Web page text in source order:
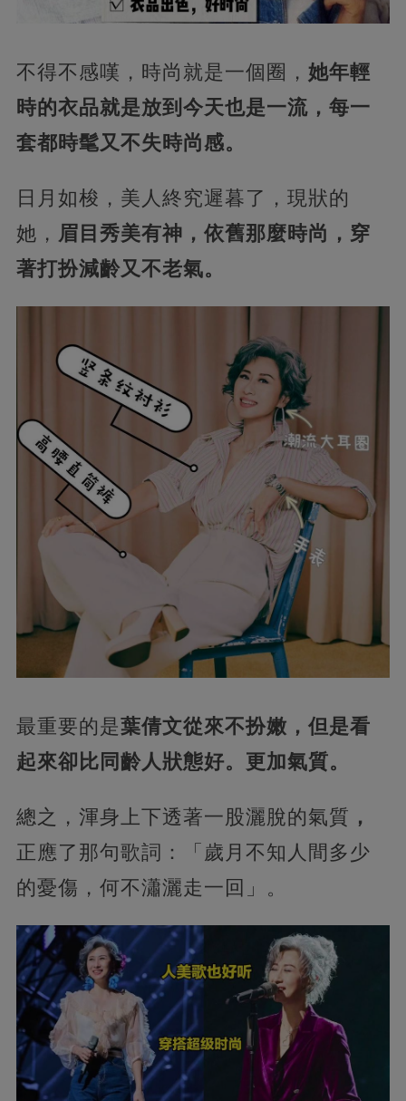
不得不感嘆， 時尚就是一個圈， 她年輕
時的衣品就是放到今天也是一流，每一
套都時髦又不失時尚感。
日月如梭，美人終究遲暮了，現狀的
她， 眉目秀美有神， 依舊那麼時尚，穿
著打扮減齡又不老氣。
最重要的是葉倩文從來不扮嫩，但是看
起來卻比同齡人狀態好。更加氣質。
總之，渾身上下透著一股灑脫的氣質 ，
正應了那句歌詞：「歲月不知人間多少
的憂傷，何不瀟灑走一回」。